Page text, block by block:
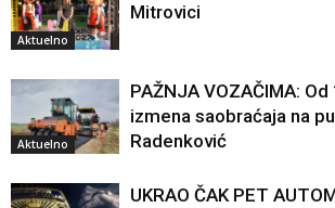
Aktuelno
Mitrovici
Aktuelno
PAŽNJA VOZAČIMA:
izmena saobraćaja na
Radenković
UKRAO ČAK PET